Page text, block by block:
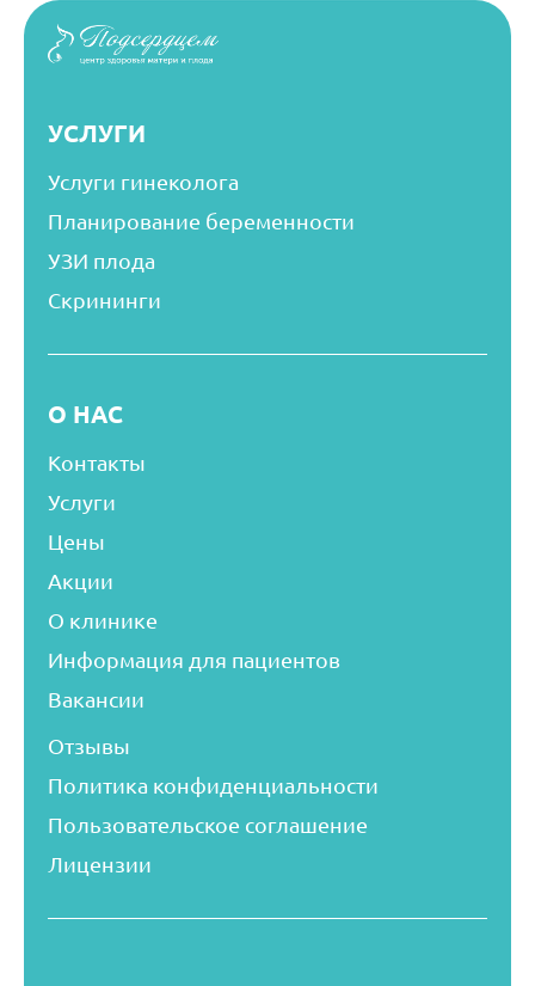
УСЛУГИ
Услуги гинеколога
Планирование беременности
УЗИ плода
Скрининги
О НАС
Контакты
Услуги
Цены
Акции
О клинике
Информация для пациентов
Вакансии
Отзывы
Политика конфиденциальности
Пользовательское соглашение
Лицензии